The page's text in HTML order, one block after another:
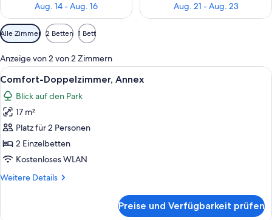
Aug. 14 - Aug. 16
Aug. 21 - Aug. 23
Verfügbare
Filter
für
Zimmer
Alle Zimmer 2 Betten 1 Bett
Anzeige von 2 von 2 Zimmern
Alle
Fotos
für
Comfort-
Doppelzimmer,
Annex
anzeigen
Eine Reihe traditioneller Gebäude
7
Comfort-Doppelzimmer, Annex
Blick auf den Park
17 m²
Platz für 2 Personen
2 Einzelbetten
Kostenloses WLAN
Weitere Details
Weitere
Preise und Verfügbarkeit prüfen